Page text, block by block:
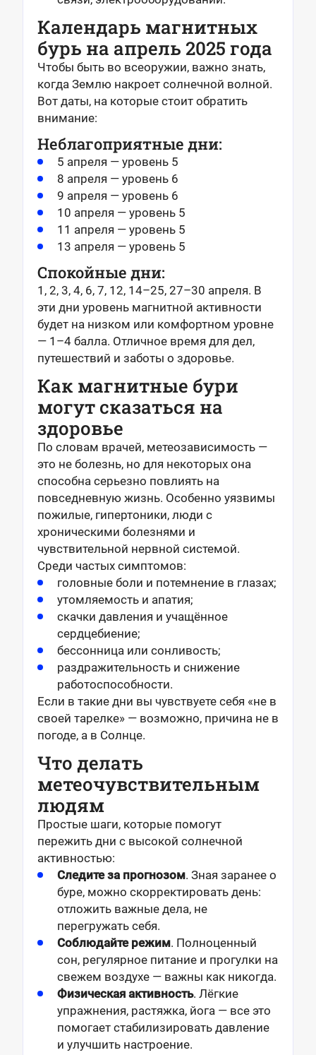
Календарь магнитных
бурь на апрель 2025 года
Чтобы быть во всеоружии, важно знать,
когда Землю накроет солнечной волной.
Вот даты, на которые стоит обратить
внимание:
Неблагоприятные дни:
5 апреля — уровень 5
8 апреля — уровень 6
9 апреля — уровень 6
10 апреля — уровень 5
11 апреля — уровень 5
13 апреля — уровень 5
Спокойные дни:
1, 2, 3, 4, 6, 7, 12, 14–25, 27–30 апреля. В
эти дни уровень магнитной активности
будет на низком или комфортном уровне
— 1–4 балла. Отличное время для дел,
путешествий и заботы о здоровье.
Как магнитные бури
могут сказаться на
здоровье
По словам врачей, метеозависимость —
это не болезнь, но для некоторых она
способна серьезно повлиять на
повседневную жизнь. Особенно уязвимы
пожилые, гипертоники, люди с
хроническими болезнями и
чувствительной нервной системой.
Среди частых симптомов:
головные боли и потемнение в глазах;
утомляемость и апатия;
скачки давления и учащённое
сердцебиение;
бессонница или сонливость;
раздражительность и снижение
работоспособности.
Если в такие дни вы чувствуете себя «не в
своей тарелке» — возможно, причина не в
погоде, а в Солнце.
Что делать
метеочувствительным
людям
Простые шаги, которые помогут
пережить дни с высокой солнечной
активностью:
Следите за прогнозом. Зная заранее о
буре, можно скорректировать день:
отложить важные дела, не
перегружать себя.
Соблюдайте режим. Полноценный
сон, регулярное питание и прогулки на
свежем воздухе — важны как никогда.
Физическая активность. Лёгкие
упражнения, растяжка, йога — все это
помогает стабилизировать давление
и улучшить настроение.